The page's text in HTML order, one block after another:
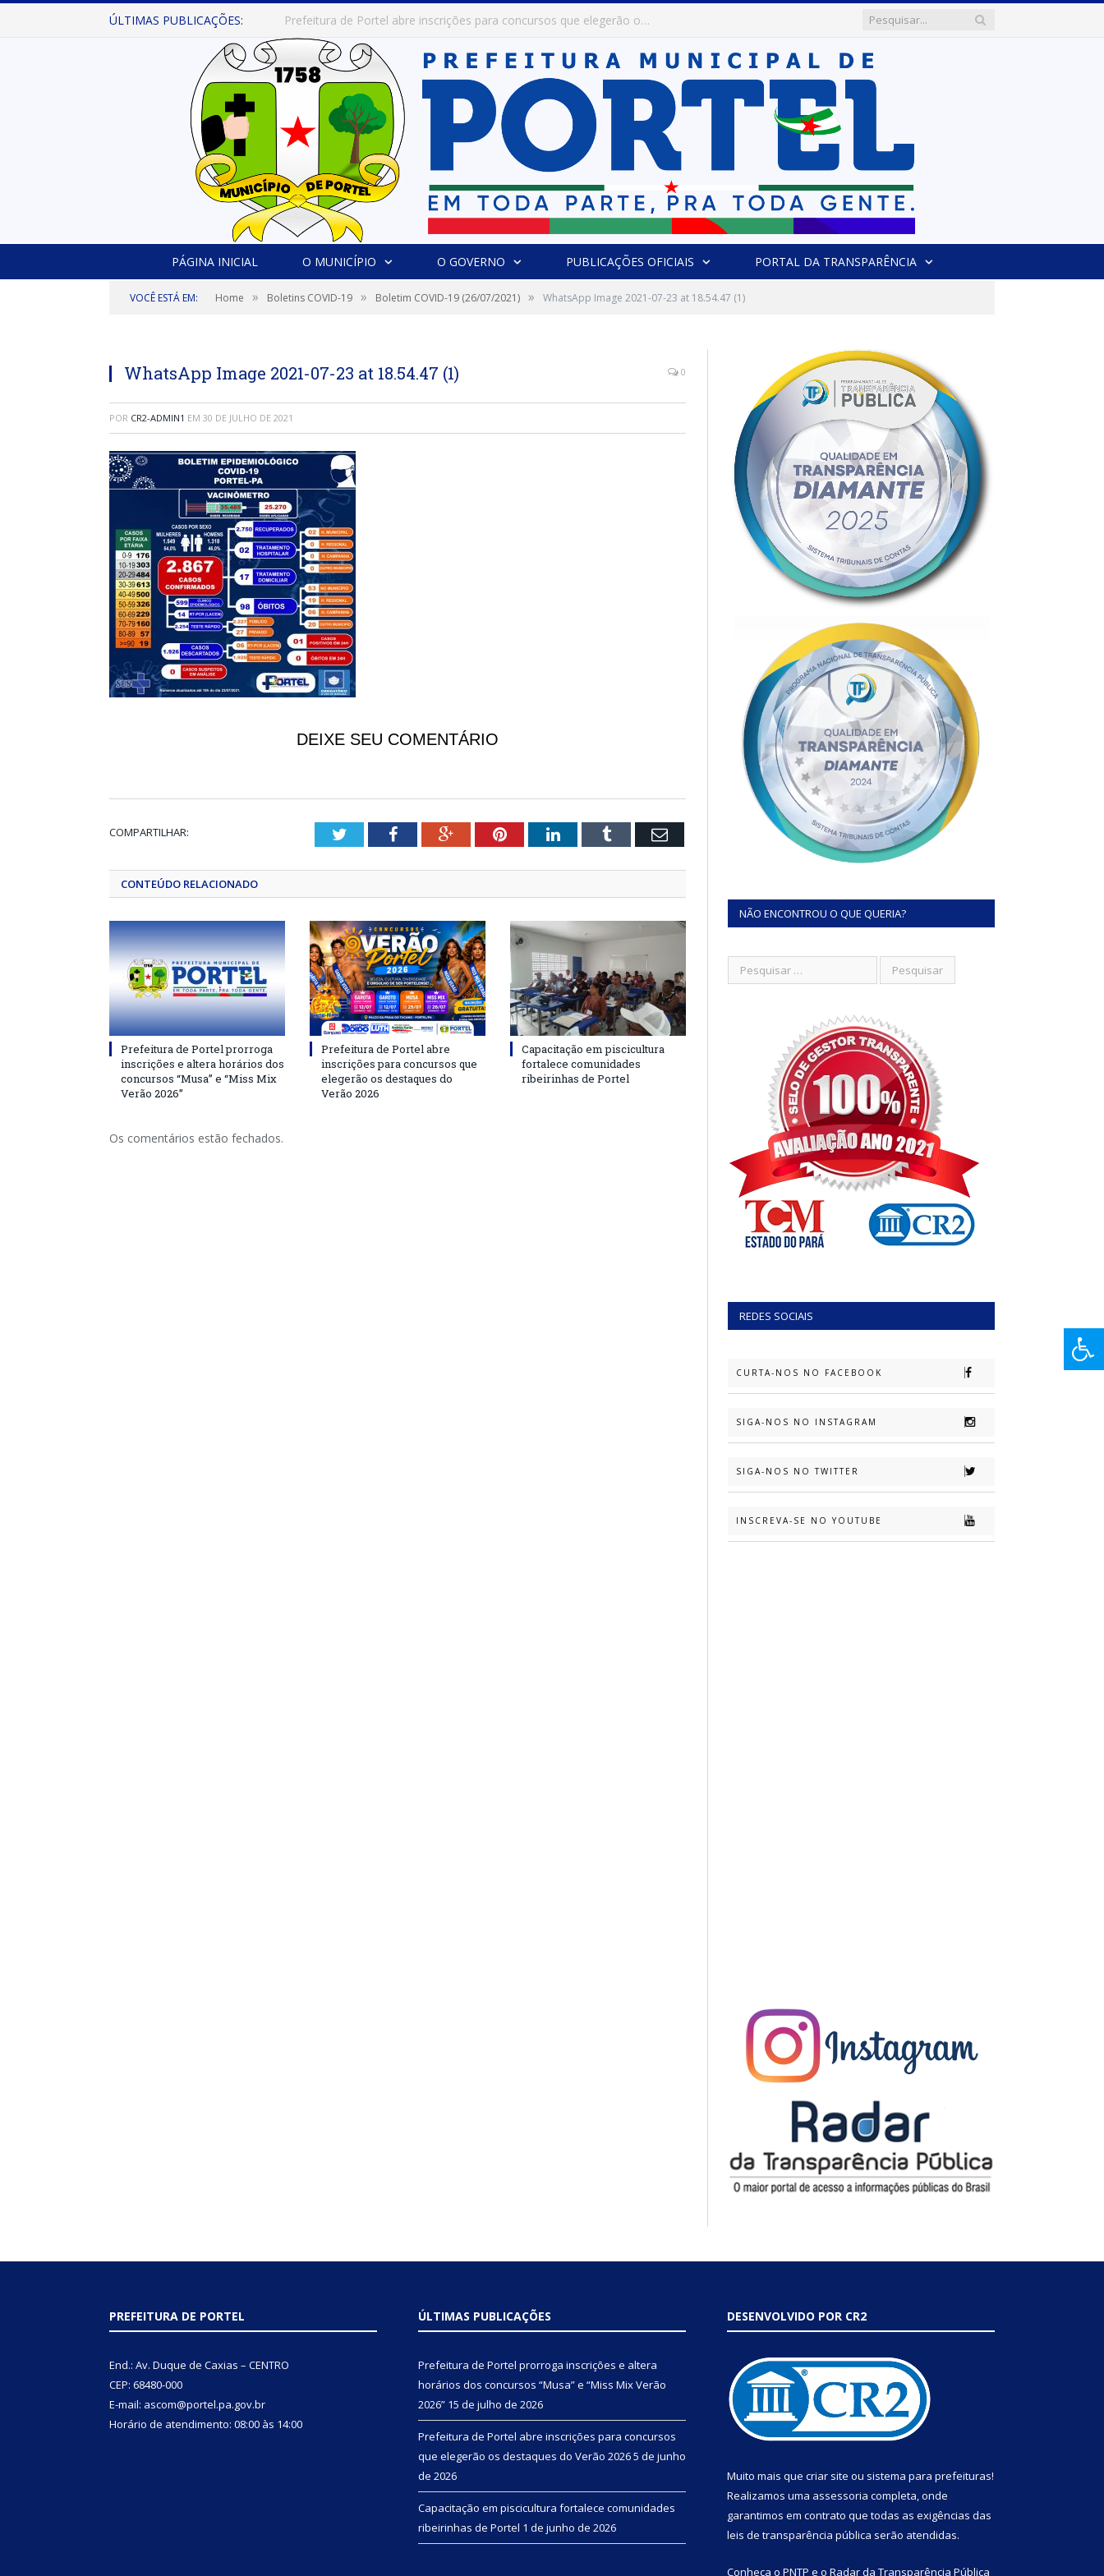
ÚLTIMAS PUBLICAÇÕES: Prefeitura de Portel abre inscrições para concursos que elegerão os destaques do Verão 2026
PÁGINA INICIAL O MUNICÍPIO O GOVERNO PUBLICAÇÕES OFICIAIS PORTAL DA TRANSPARÊNCIA
VOCÊ ESTÁ EM: Home » Boletins COVID-19 » Boletim COVID-19 (26/07/2021) » WhatsApp Image 2021-07-23 at 18.54.47 (1)
WhatsApp Image 2021-07-23 at 18.54.47 (1) 0
POR CR2-ADMIN1 EM 30 DE JULHO DE 2021
DEIXE SEU COMENTÁRIO
COMPARTILHAR: TwitterFacebookGoogle+PinterestLinkedInTumblr Email
CONTEÚDO RELACIONADO
Prefeitura de Portel prorroga
inscrições e altera horários dos
concursos “Musa” e “Miss Mix
Verão 2026”
Prefeitura de Portel abre
inscrições para concursos que
elegerão os destaques do
Verão 2026
Capacitação em piscicultura
fortalece comunidades
ribeirinhas de Portel
Os comentários estão fechados.
NÃO ENCONTROU O QUE QUERIA?
REDES SOCIAIS
CURTA-NOS NO FACEBOOK
SIGA-NOS NO INSTAGRAM
SIGA-NOS NO TWITTER
INSCREVA-SE NO YOUTUBE
PREFEITURA DE PORTEL
End.: Av. Duque de Caxias – CENTRO
CEP: 68480-000
E-mail: ascom@portel.pa.gov.br
Horário de atendimento: 08:00 às 14:00
ÚLTIMAS PUBLICAÇÕES
Prefeitura de Portel prorroga inscrições e altera
horários dos concursos “Musa” e “Miss Mix Verão
2026” 15 de julho de 2026
Prefeitura de Portel abre inscrições para concursos
que elegerão os destaques do Verão 20265 de junho
de 2026
Capacitação em piscicultura fortalece comunidades
ribeirinhas de Portel 1 de junho de 2026
DESENVOLVIDO POR CR2
Muito mais que criar site ou sistema para prefeituras!
Realizamos uma assessoria completa, onde
garantimos em contrato que todas as exigências das
leis de transparência pública serão atendidas.
Conheça o PNTP e o Radar da Transparência Pública